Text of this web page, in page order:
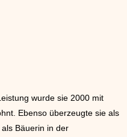
wurde sie 2000 mit
Ebenso überzeugte sie als
Bäuerin in der